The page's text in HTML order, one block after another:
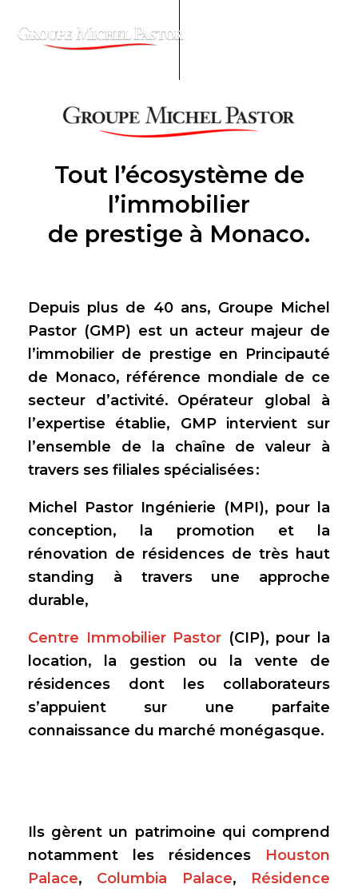
Tout l’écosystème de
l’immobilier
de prestige à Monaco.
Depuis plus de 40 ans, Groupe Michel
Pastor (GMP) est un acteur majeur de
l’immobilier de prestige en Principauté
de Monaco, référence mondiale de ce
secteur d’activité. Opérateur global à
l’expertise établie, GMPintervient sur
l’ensemble de la chaîne de valeur à
travers ses filiales spécialisées :
Michel Pastor Ingénierie (MPI), pour la
conception, la promotion et la
rénovation de résidences de très haut
standing à travers une approche
durable,
Centre Immobilier Pastor (CIP), pour la
location, la gestion ou la vente de
résidences dont les collaborateurs
s’appuient sur une parfaite
connaissance du marché monégasque.
Ils gèrent un patrimoine qui comprend
notamment les résidences Houston
Palace, Columbia Palace, Résidence